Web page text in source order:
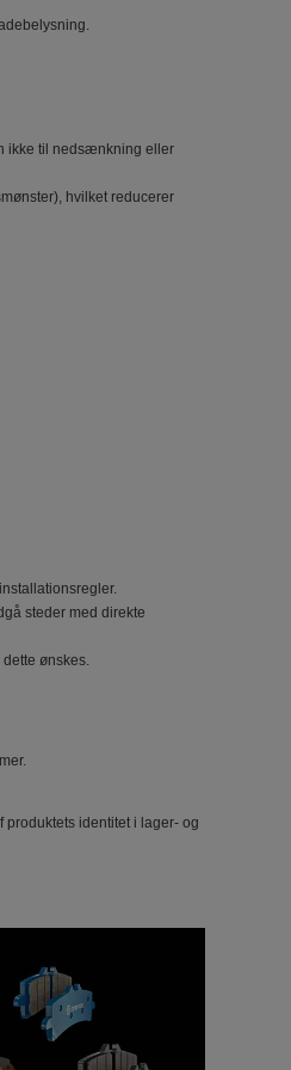
ikke til nedsænkning eller
hvilket reducerer
steder med direkte
ønskes.
produktets identitet i lager- og